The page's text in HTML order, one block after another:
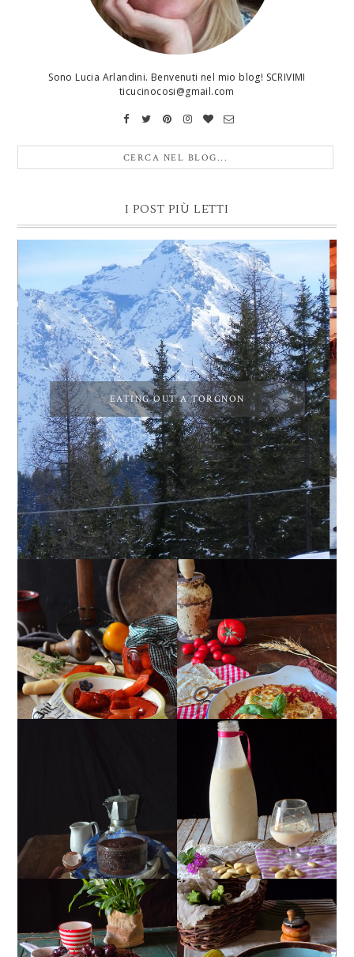
Sono Lucia Arlandini. Benvenuti nel mio blog! SCRIVIMI
ticucinocosi@gmail.com
I POST PIÙ LETTI
EATING OUT A TORGNON
PEPERONI ALLA
PIEMONTESE
GIRANDOLE DI
RICOTTA
MUG CAKE AL
CIOCCOLATO
MANDORLITO
TORTA DOPPIO
CREMA ESTIVA DI